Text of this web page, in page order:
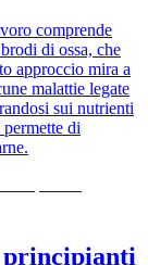
comprende
di ossa, che
approccio mira a
malattie legate
sui nutrienti
di
principianti